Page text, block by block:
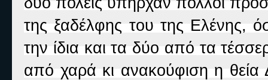
της ξαδέλφης του της Ελένης,
την ίδια και τα δύο από τα
από χαρά κι ανακούφιση η θεία